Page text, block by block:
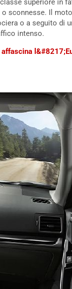
superiore in
sconnesse. Il
o a seguito di
intenso.